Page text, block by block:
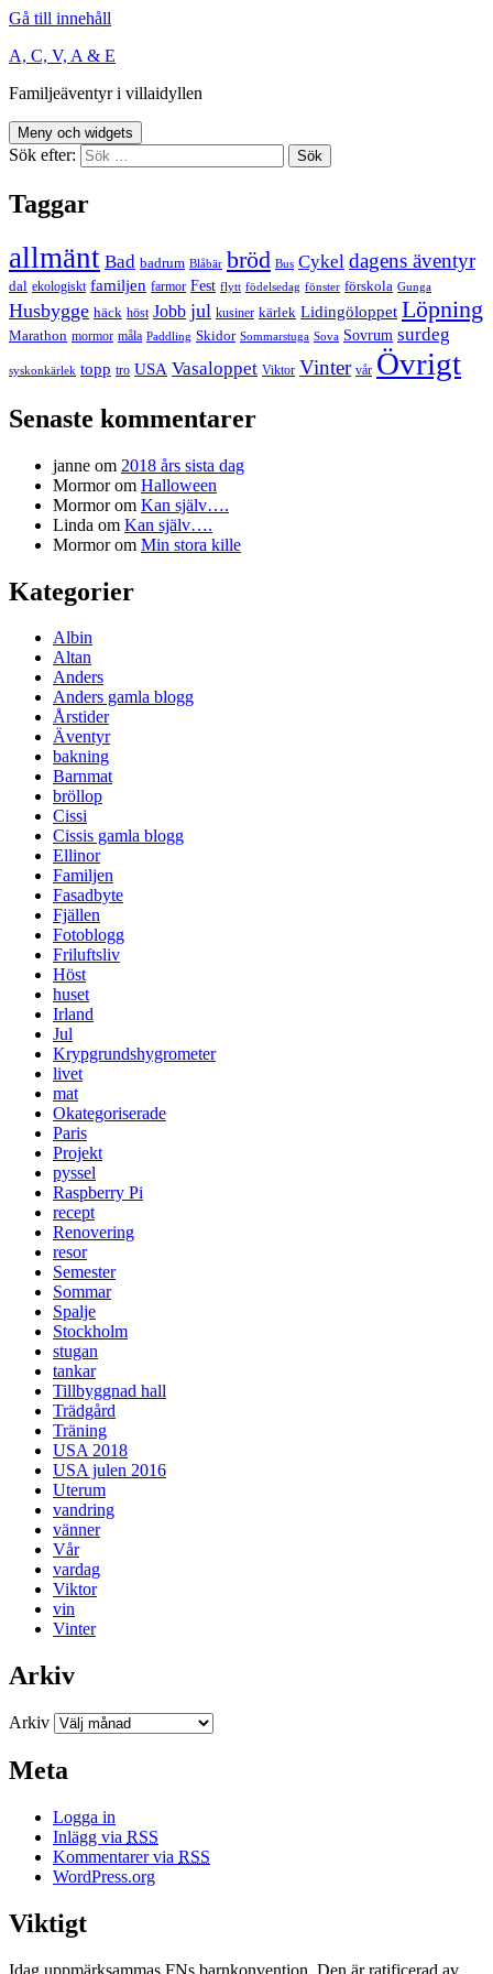
Gå till innehåll
A, C, V, A & E
Familjeäventyr i villaidyllen
Meny och widgets
Sök efter:
Taggar
allmänt Bad badrum Blåbär bröd Bus Cykel dagens äventyr
dal ekologiskt familjen farmor Fest flytt födelsedag fönster förskola Gunga
Husbygge häck höst Jobb jul kusiner kärlek Lidingöloppet Löpning
Marathon mormor måla Paddling Skidor Sommarstuga Sova Sovrum surdeg
syskonkärlek topp tro USA Vasaloppet Viktor Vinter vår Övrigt
Senaste kommentarer
janne om 2018 års sista dag
Mormorom Halloween
Mormorom Kan själv….
Linda om Kan själv….
Mormorom Min stora kille
Kategorier
Albin
Altan
Anders
Anders gamla blogg
Årstider
Äventyr
bakning
Barnmat
bröllop
Cissi
Cissis gamla blogg
Ellinor
Familjen
Fasadbyte
Fjällen
Fotoblogg
Friluftsliv
Höst
huset
Irland
Jul
Krypgrundshygrometer
livet
mat
Okategoriserade
Paris
Projekt
pyssel
Raspberry Pi
recept
Renovering
resor
Semester
Sommar
Spalje
Stockholm
stugan
tankar
Tillbyggnad hall
Trädgård
Träning
USA 2018
USA julen 2016
Uterum
vandring
vänner
Vår
vardag
Viktor
vin
Vinter
Arkiv
Arkiv
Meta
Logga in
Inlägg via RSS
Kommentarer via RSS
WordPress.org
Viktigt
Idag uppmärksammas FNs barnkonvention. Den är ratificerad av